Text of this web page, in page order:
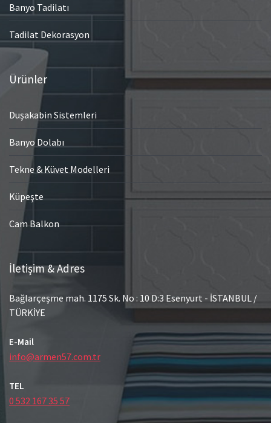
Banyo Tadilatı
Tadilat Dekorasyon
Ürünler
Duşakabin Sistemleri
Banyo Dolabı
Tekne & Küvet Modelleri
Küpeşte
Cam Balkon
İletişim & Adres
Bağlarçeşme mah. 1175 Sk. No : 10 D:3 Esenyurt - İSTANBUL /
TÜRKİYE
E-Mail
info@armen57.com.tr
TEL
0 532 167 35 57